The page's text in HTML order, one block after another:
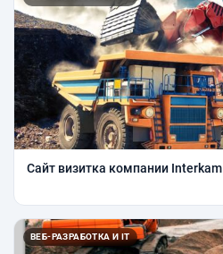
Сайт визитка компании Interkam
ВЕБ-РАЗРАБОТКА И IT